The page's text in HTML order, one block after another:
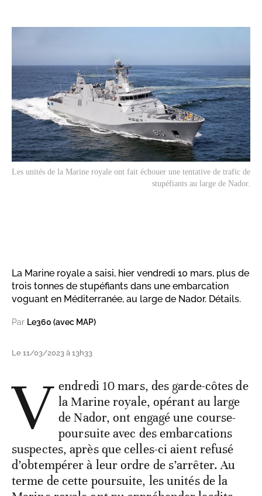
Les unités de la Marine royale ont fait échouer une tentative de trafic de
stupéfiants au large de Nador.
La Marine royale a saisi, hier vendredi 10 mars, plus de
trois tonnes de stupéfiants dans une embarcation
voguant en Méditerranée, au large de Nador. Détails.
Par Le360 (avec MAP)
Le 11/03/2023 à 13h33
V endredi 10 mars, des garde-côtes de
la Marine royale, opérant au large
de Nador, ont engagé une course-
poursuite avec des embarcations
suspectes, après que celles-ci aient refusé
d’obtempérer à leur ordre de s’arrêter. Au
terme de cette poursuite, les unités de la